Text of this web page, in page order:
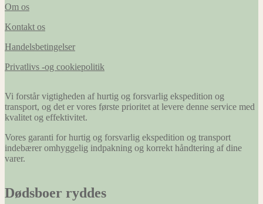
Om os
Kontakt os
Handelsbetingelser
Privatlivs -og cookiepolitik
Vi forstår vigtigheden af hurtig og forsvarlig ekspedition og
transport, og det er vores første prioritet at levere denne service med
kvalitet og effektivitet.
Vores garanti for hurtig og forsvarlig ekspedition og transport
indebærer omhyggelig indpakning og korrekt håndtering af dine
varer.
Dødsboer ryddes